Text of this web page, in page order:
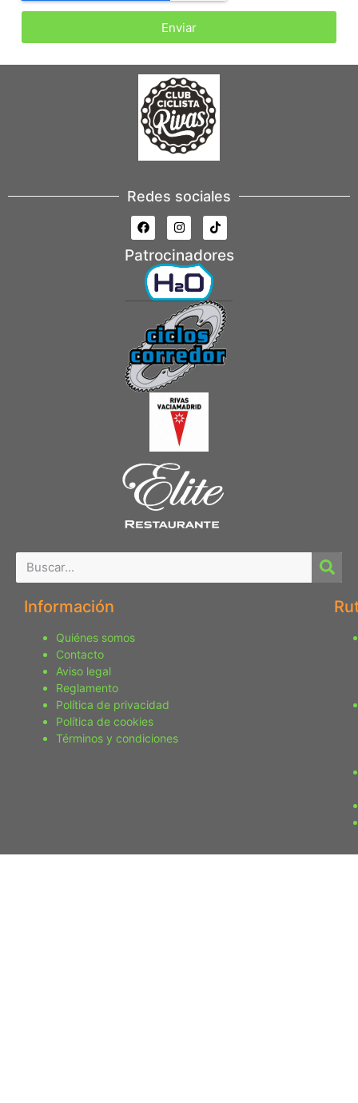
Enviar
Redes sociales
Patrocinadores
Información
Quiénes somos
Contacto
Aviso legal
Reglamento
Política de privacidad
Política de cookies
Términos y condiciones